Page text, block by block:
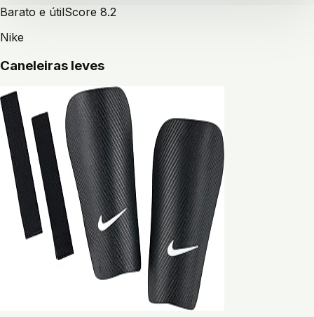
Barato e útilScore 8.2
Nike
Caneleiras leves